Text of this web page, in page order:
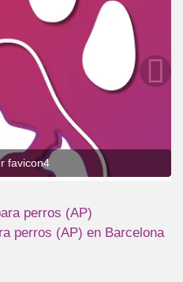
favicon4
perros (AP)
perros (AP) en Barcelona